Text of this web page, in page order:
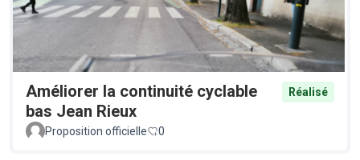
Améliorer la continuité cyclable
bas Jean Rieux
Réalisé
Proposition officielle 0